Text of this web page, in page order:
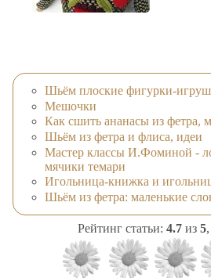
Шьём плоские фигурки-
Мешочки
Как сшить ананасы из фетра,
Шьём из фетра и флиса, идеи
Мастер классы И.Фоминой -
мячики темари
Игольница-книжка и
Шьём из фетра: маленькие
Рейтинг статьи: 4.7 из 5